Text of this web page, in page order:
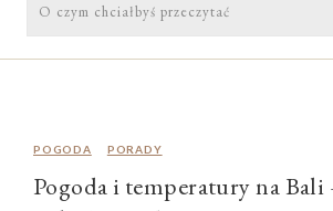
POGODA PORADY
Pogoda i temperatury na Bali